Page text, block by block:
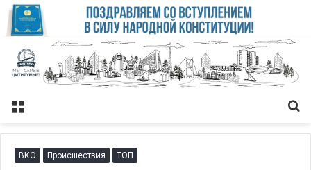
Меню
ВКО Происшествия ТОП